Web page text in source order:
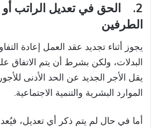
2.
الحق في تعديل الراتب أو
الطرفين
يجوز أثناء تجديد عقد العمل إعادة
البدلات، ولكن بشرط أن يتم الاتفاق
يقل الأجر الجديد عن الحد الأدنى
الموارد البشرية والتنمية الاجتماعية.
أما في حال لم يتم ذكر أي تعديل،